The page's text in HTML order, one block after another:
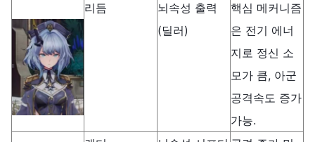
리듬
뇌속성 출력
(딜러)
핵심 메커니즘
은 전기 에너
지로 정신 소
모가 큼, 아군
공격속도 증가
가능.